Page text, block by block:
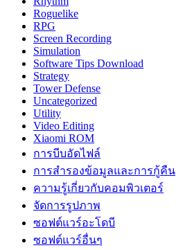
Roguelike
RPG
Screen Recording
Simulation
Software Tips Download
Strategy
Tower Defense
Uncategorized
Utility
Video Editing
Xiaomi ROM
การบีบอัดไฟล์
การสำรองข้อมูลและการกู้คืน
ความรู้เกี่ยวกับคอมพิวเตอร์
จัดการรูปภาพ
ซอฟต์แวร์อะโดบี
ซอฟต์แวร์อื่นๆ